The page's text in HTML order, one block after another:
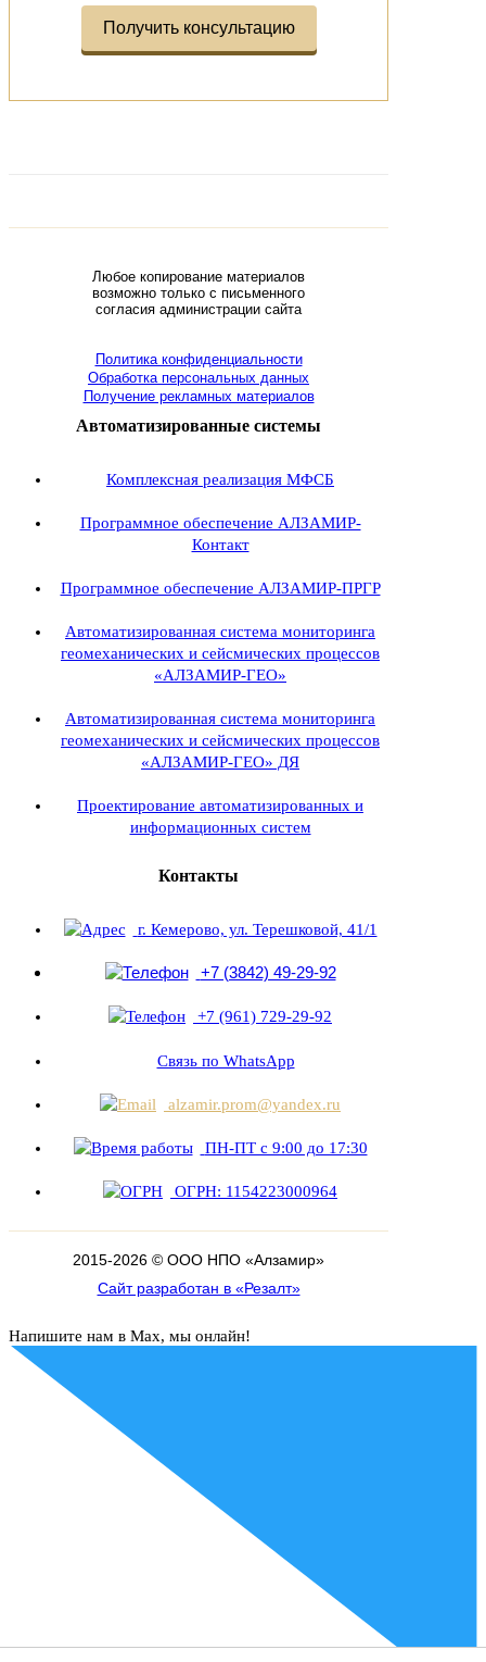
Любое копирование материалов
возможно только с письменного
согласия администрации сайта
Политика конфиденциальности
Обработка персональных данных
Получение рекламных материалов
Автоматизированные системы
Комплексная реализация МФСБ
Программное обеспечение АЛЗАМИР-
Контакт
Программное обеспечение АЛЗАМИР-ПРГР
Автоматизированная система мониторинга
геомеханических и сейсмических процессов
«АЛЗАМИР-ГЕО»
Автоматизированная система мониторинга
геомеханических и сейсмических процессов
«АЛЗАМИР-ГЕО» ДЯ
Проектирование автоматизированных и
информационных систем
Контакты
г. Кемерово, ул. Терешковой, 41/1
+7 (3842) 49-29-92
+7 (961) 729-29-92
Связь по WhatsApp
alzamir.prom@yandex.ru
ПН-ПТ с 9:00 до 17:30
ОГРН: 1154223000964
2015-2026 © ООО НПО «Алзамир»
Сайт разработан в «Резалт»
Напишите нам в Max, мы онлайн!